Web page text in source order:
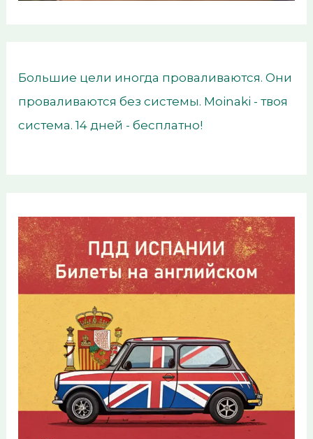
Большие цели иногда проваливаются. Они
проваливаются без системы. Moinaki - твоя
система. 14 дней - бесплатно!